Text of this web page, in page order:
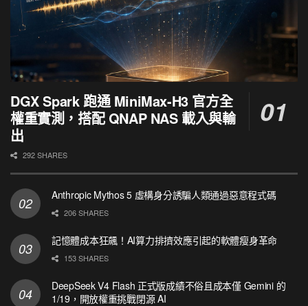
DGX Spark 跑通 MiniMax-H3 官方全
權重實測，搭配 QNAP NAS 載入與輸
出
292 SHARES
Anthropic Mythos 5 虛構身分誘騙人類通過惡意程式碼
206 SHARES
記憶體成本狂飆！AI算力排擠效應引起的軟體瘦身革命
153 SHARES
DeepSeek V4 Flash 正式版成績不俗且成本僅 Gemini 的
1/19，開放權重挑戰閉源 AI